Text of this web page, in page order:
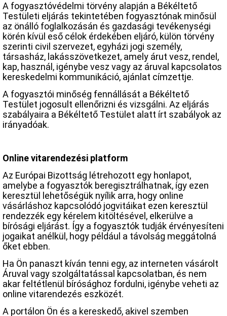
A fogyasztóvédelmi törvény alapján a Békéltető
Testületi eljárás tekintetében fogyasztónak minősül
az önálló foglalkozásán és gazdasági tevékenységi
körén kívül eső célok érdekében eljáró, külön törvény
szerinti civil szervezet, egyházi jogi személy,
társasház, lakásszövetkezet, amely árut vesz, rendel,
kap, használ, igénybe vesz vagy az áruval kapcsolatos
kereskedelmi kommunikáció, ajánlat címzettje.
A fogyasztói minőség fennállását a Békéltető
Testület jogosult ellenőrizni és vizsgálni. Az eljárás
szabályaira a Békéltető Testület alatt írt szabályok az
irányadóak.
Online vitarendezési platform
Az Európai Bizottság létrehozott egy honlapot,
amelybe a fogyasztók beregisztrálhatnak, így ezen
keresztül lehetőségük nyílik arra, hogy online
vásárláshoz kapcsolódó jogvitáikat ezen keresztül
rendezzék egy kérelem kitöltésével, elkerülve a
bírósági eljárást. Így a fogyasztók tudják érvényesíteni
jogaikat anélkül, hogy például a távolság meggátolná
őket ebben.
Ha Ön panaszt kíván tenni egy, az interneten vásárolt
Áruval vagy szolgáltatással kapcsolatban, és nem
akar feltétlenül bírósághoz fordulni, igénybe veheti az
online vitarendezés eszközét.
A portálon Ön és a kereskedő, akivel szemben